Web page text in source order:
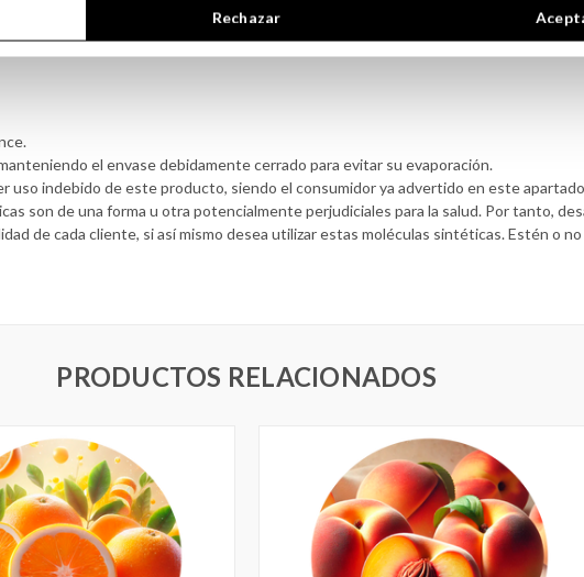
productos de esta categoría, deben ser destinados al uso profesional de
el envase debidamente cerrado para evitar su evaporación.
uso indebido de este producto, siendo el consumidor ya advertido en este
son de una forma u otra potencialmente perjudiciales para la salud. Por tanto,
de cada cliente, si así mismo desea utilizar estas moléculas sintéticas. Estén o
PRODUCTOS RELACIONADOS
Rechazar